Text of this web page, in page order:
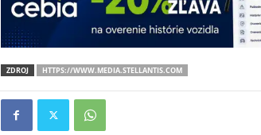
ZDROJ HTTPS://WWW.MEDIA.STELLANTIS.COM